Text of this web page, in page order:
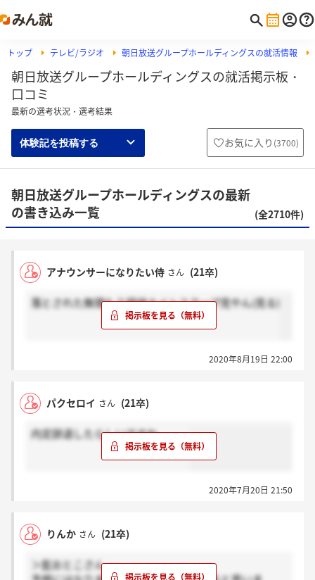
トップ テレビ/ラジオ 朝日放送グループホールディングスの就活情報
朝日放送グループホールディングスの就活掲示板・
口コミ
最新の選考状況・選考結果
体験記を投稿する お気に入り (3700)
朝日放送グループホールディングスの最新
の書き込み一覧
(全2710件)
アナウンサーになりたい侍 さん (21卒)
落とされた無理もう探偵ナイトスクープ見やん(見る)
2020年8月19日 22:00
パクセロイ さん (21卒)
内定辞退したらしいですね、、、
2020年7月20日 21:50
りんか さん (21卒)
＞髭おとこさん